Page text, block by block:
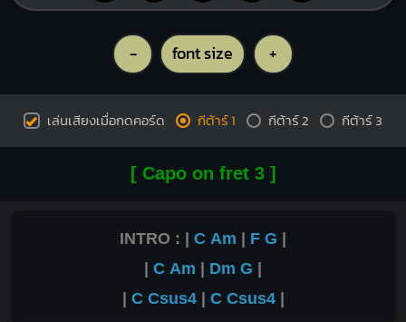
- font size +
เล่นเสียงเมื่อกดคอร์ด กีต้าร์ 1 กีต้าร์ 2 กีต้าร์ 3
[ Capo on fret 3 ]
INTRO : | C Am | F G |
| C Am | Dm G |
| C Csus4| C Csus4|